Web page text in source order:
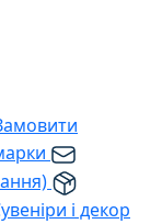
і декор